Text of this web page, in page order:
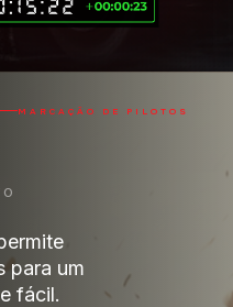
MARCAÇÃO DE PILOTOS
para um
fácil.